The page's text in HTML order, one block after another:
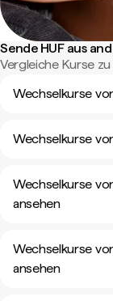
Sende HUF aus
Vergleiche Kurse
Wechselkurse
Wechselkurse
Wechselkurse
ansehen
Wechselkurse
ansehen